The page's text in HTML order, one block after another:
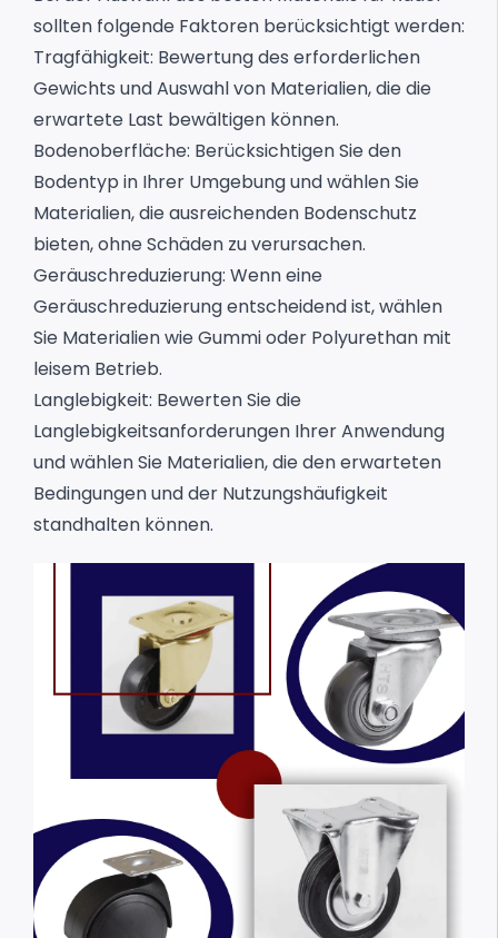
sollten folgende Faktoren berücksichtigt werden:
Tragfähigkeit: Bewertung des erforderlichen
Gewichts und Auswahl von Materialien, die die
erwartete Last bewältigen können.
Bodenoberfläche: Berücksichtigen Sie den
Bodentyp in Ihrer Umgebung und wählen Sie
Materialien, die ausreichenden Bodenschutz
bieten, ohne Schäden zu verursachen.
Geräuschreduzierung: Wenn eine
Geräuschreduzierung entscheidend ist, wählen
Sie Materialien wie Gummi oder Polyurethan mit
leisem Betrieb.
Langlebigkeit: Bewerten Sie die
Langlebigkeitsanforderungen Ihrer Anwendung
und wählen Sie Materialien, die den erwarteten
Bedingungen und der Nutzungshäufigkeit
standhalten können.